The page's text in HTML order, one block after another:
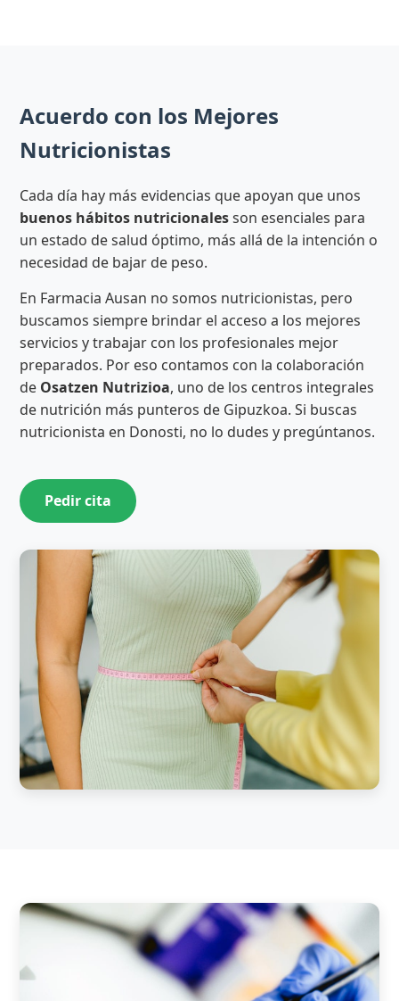
Acuerdo con los Mejores
Nutricionistas
Cada día hay más evidencias que apoyan que unos
buenos hábitos nutricionalesson esenciales para
un estado de salud óptimo, más allá de la intención o
necesidad de bajar de peso.
En Farmacia Ausan no somos nutricionistas, pero
buscamos siempre brindar el acceso a los mejores
servicios y trabajar con los profesionales mejor
preparados. Por eso contamos con la colaboración
de Osatzen Nutrizioa, uno de los centros integrales
de nutrición más punteros de Gipuzkoa. Si buscas
nutricionista en Donosti, no lo dudes y pregúntanos.
Pedir cita